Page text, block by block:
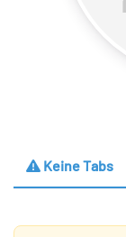
Keine Tabs